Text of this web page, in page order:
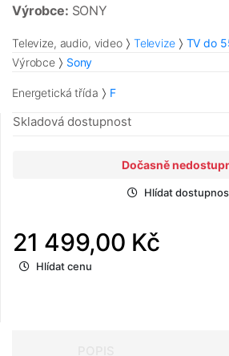
Výrobce: SONY
Televize, audio, video Televize
TV do
Výrobce
Sony
Energetická třída F
Skladová dostupnost
Dočasně
Hlídat
21 499,00 Kč
Hlídat cenu